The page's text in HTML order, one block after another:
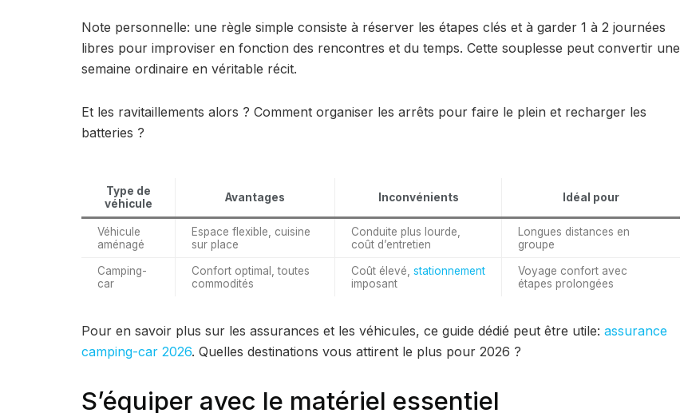
Note personnelle: une règle simple consiste à réserver les étapes clés et à garder 1 à 2 journées
libres pour improviser en fonction des rencontres et du temps. Cette souplesse peut convertir une
semaine ordinaire en véritable récit.
Et les ravitaillements alors ? Comment organiser les arrêts pour faire le plein et recharger les
batteries ?
Type de
véhicule
Avantages Inconvénients Idéal pour
Véhicule
aménagé
Espace flexible, cuisine
sur place
Conduite plus lourde,
coût d’entretien
Longues distances en
groupe
Camping-
car
Confort optimal, toutes
commodités
Coût élevé, stationnement
imposant
Voyage confort avec
étapes prolongées
Pour en savoir plus sur les assurances et les véhicules, ce guide dédié peut être utile: assurance
camping-car 2026. Quelles destinations vous attirent le plus pour 2026 ?
S’équiper avec le matériel essentiel